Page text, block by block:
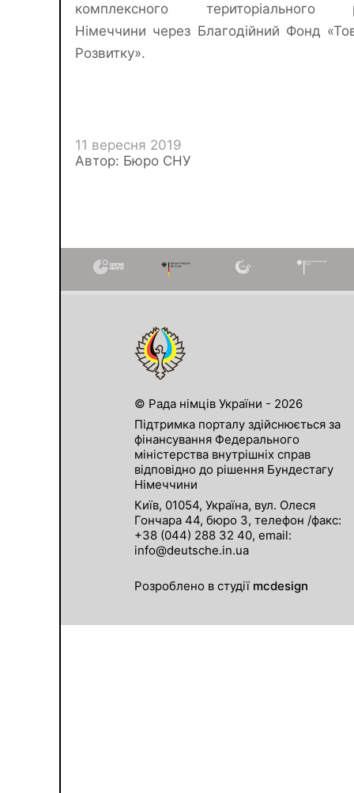
комплексного територіального
Німеччини через Благодійний Фонд
Розвитку».
11 вересня 2019
Автор: Бюро СНУ
© Рада німців України - 2026
Підтримка порталу здійснюється за
фінансування Федерального
міністерства внутрішніх справ
відповідно до рішення Бундестагу
Німеччини
Київ, 01054, Україна, вул. Олеся
Гончара 44, бюро 3, телефон /факс:
+38 (044) 288 32 40, email:
info@deutsche.in.ua
Розроблено в студії mcdesign